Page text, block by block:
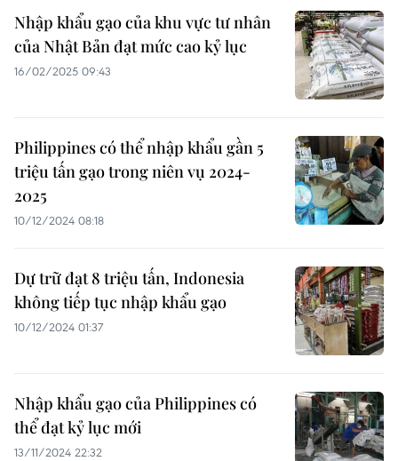
Nhập khẩu gạo của khu vực tư nhân
của Nhật Bản đạt mức cao kỷ lục
16/02/2025 09:43
Philippines có thể nhập khẩu gần 5
triệu tấn gạo trong niên vụ 2024-
2025
10/12/2024 08:18
Dự trữ đạt 8 triệu tấn, Indonesia
không tiếp tục nhập khẩu gạo
10/12/2024 01:37
Nhập khẩu gạo của Philippines có
thể đạt kỷ lục mới
13/11/2024 22:32